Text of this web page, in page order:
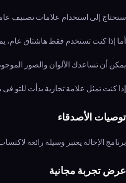
ستحتاج إلى استخدام علامات تصنيف
أما إذا كنت تستخدم فقط هاشتاق
يمكن أن تساعدك الألوان والصور
إذا كنت تمثل علامة تجارية بدأت للتو في
توصيات الأصدقاء
برنامج الإحالة يعتبر وسيلة رائعة
عرض تجربة مجانية